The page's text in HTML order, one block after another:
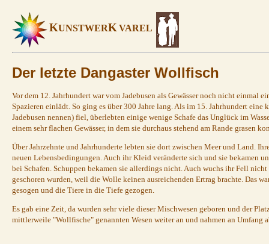
KUNSTWERKVAREL
Der letzte Dangaster Wollfisch
Vor dem 12. Jahrhundert war vom Jadebusen als Gewässer noch nicht einmal
Spazieren einlädt. So ging es über 300 Jahre lang. Als im 15. Jahrhundert
Jadebusen nennen) fiel, überlebten einige wenige Schafe das Unglück im
einem sehr flachen Gewässer, in dem sie durchaus stehend am Rande grasen
Über Jahrzehnte und Jahrhunderte lebten sie dort zwischen Meer und Land.
neuen Lebensbedingungen. Auch ihr Kleid veränderte sich und sie bekamen
bei Schafen. Schuppen bekamen sie allerdings nicht. Auch wuchs ihr Fell
geschoren wurden, weil die Wolle keinen ausreichenden Ertrag brachte. Das
gesogen und die Tiere in die Tiefe gezogen.
Es gab eine Zeit, da wurden sehr viele dieser Mischwesen geboren und der
mittlerweile "Wollfische" genannten Wesen weiter an und nahmen an Umfang